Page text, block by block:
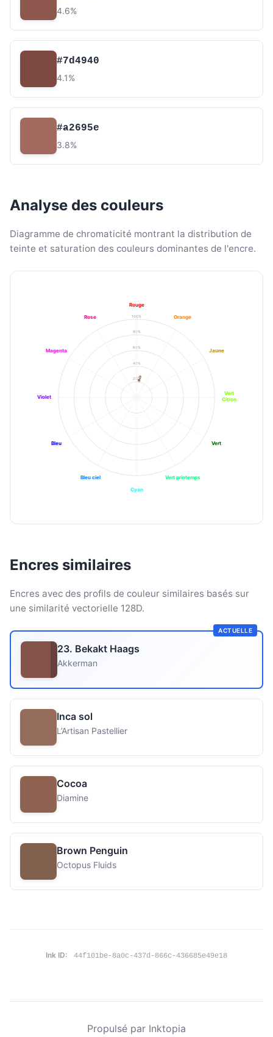
4.6%
#7d4940
4.1%
#a2695e
3.8%
Analyse des couleurs
Diagramme de chromaticité montrant la distribution de
teinte et saturation des couleurs dominantes de l'encre.
20%
40%
60%
80%
100%
Rouge
Orange
Jaune
Vert
Citron
Vert
Vert printemps
Cyan
Bleu ciel
Bleu
Violet
Magenta
Rose
Encres similaires
Encres avec des profils de couleur similaires basés sur
une similarité vectorielle 128D.
ACTUELLE
23. Bekakt Haags
Akkerman
Inca sol
L’Artisan Pastellier
Cocoa
Diamine
Brown Penguin
Octopus Fluids
Ink ID: 44f101be-8a0c-437d-866c-436685e49e18
Propulsé par Inktopia